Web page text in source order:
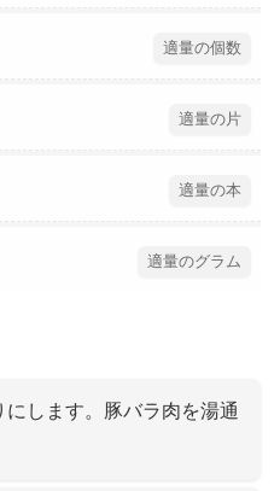
適量の個数
適量の片
適量の本
適量のグラム
します。豚バラ肉を湯通